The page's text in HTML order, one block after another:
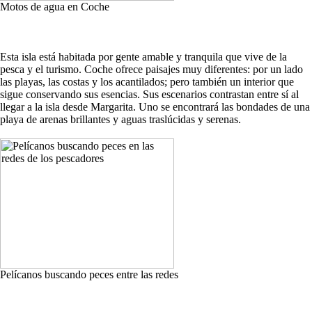
Motos de agua en Coche
Esta isla está habitada por gente amable y tranquila que vive de la
pesca y el turismo. Coche ofrece paisajes muy diferentes: por un lado
las playas, las costas y los acantilados; pero también un interior que
sigue conservando sus esencias. Sus escenarios contrastan entre sí al
llegar a la isla desde Margarita. Uno se encontrará las bondades de una
playa de arenas brillantes y aguas traslúcidas y serenas.
Pelícanos buscando peces entre las redes